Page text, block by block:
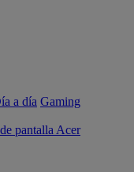
a día Gaming
pantalla Acer